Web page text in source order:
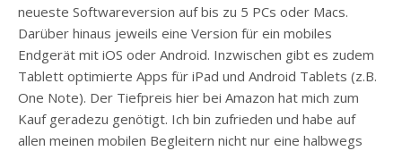
neueste Softwareversion auf bis zu 5 PCs oder Macs.
Darüber hinaus jeweils eine Version für ein mobiles
Endgerät mit iOS oder Android. Inzwischen gibt es zudem
Tablett optimierte Apps für iPad und Android Tablets (z.B.
One Note). Der Tiefpreis hier bei Amazon hat mich zum
Kauf geradezu genötigt. Ich bin zufrieden und habe auf
allen meinen mobilen Begleitern nicht nur eine halbwegs